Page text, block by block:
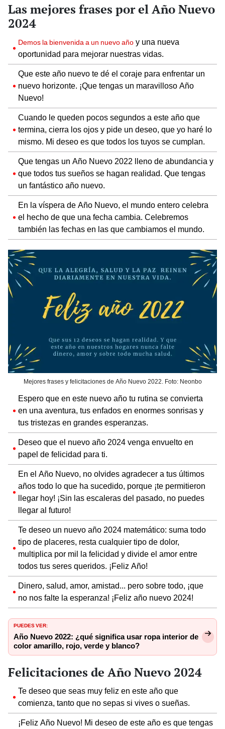
Las mejores frases por el Año Nuevo
2024
Demos la bienvenida a un nuevo año y una nueva
oportunidad para mejorar nuestras vidas.
Que este año nuevo te dé el coraje para enfrentar un
nuevo horizonte. ¡Que tengas un maravilloso Año
Nuevo!
Cuando le queden pocos segundos a este año que
termina, cierra los ojos y pide un deseo, que yo haré lo
mismo. Mi deseo es que todos los tuyos se cumplan.
Que tengas un Año Nuevo 2022 lleno de abundancia y
que todos tus sueños se hagan realidad. Que tengas
un fantástico año nuevo.
En la víspera de Año Nuevo, el mundo entero celebra
el hecho de que una fecha cambia. Celebremos
también las fechas en las que cambiamos el mundo.
Mejores frases y felicitaciones de Año Nuevo 2022. Foto: Neonbo
Espero que en este nuevo año tu rutina se convierta
en una aventura, tus enfados en enormes sonrisas y
tus tristezas en grandes esperanzas.
Deseo que el nuevo año 2024 venga envuelto en
papel de felicidad para ti.
En el Año Nuevo, no olvides agradecer a tus últimos
años todo lo que ha sucedido, porque ¡te permitieron
llegar hoy! ¡Sin las escaleras del pasado, no puedes
llegar al futuro!
Te deseo un nuevo año 2024 matemático: suma todo
tipo de placeres, resta cualquier tipo de dolor,
multiplica por mil la felicidad y divide el amor entre
todos tus seres queridos. ¡Feliz Año!
Dinero, salud, amor, amistad... pero sobre todo, ¡que
no nos falte la esperanza! ¡Feliz año nuevo 2024!
PUEDES VER:
Año Nuevo 2022: ¿qué significa usar ropa interior de
color amarillo, rojo, verde y blanco?
Felicitaciones de Año Nuevo 2024
Te deseo que seas muy feliz en este año que
comienza, tanto que no sepas si vives o sueñas.
¡Feliz Año Nuevo! Mi deseo de este año es que tengas